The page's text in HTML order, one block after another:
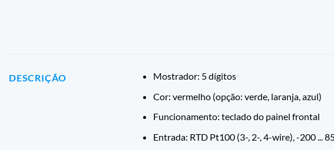
DESCRIÇÃO
Mostrador: 5 dígitos
Cor: vermelho (opção: verde, laranja, azul)
Funcionamento: teclado do painel frontal
Entrada: RTD Pt100 (3-, 2-, 4-wire), -200 ...